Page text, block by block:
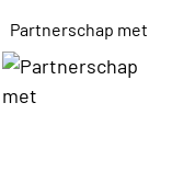
Partnerschap met